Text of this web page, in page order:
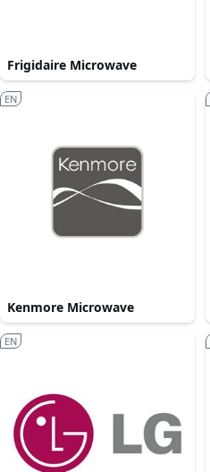
Frigidaire Microwave
Kenmore Microwave
EN
EN